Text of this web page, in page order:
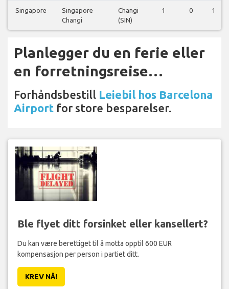
Singapore
Singapore
Changi
Changi
(SIN)
1 0 1
Planlegger du en ferie eller
en forretningsreise…
Forhåndsbestill Leiebil hos Barcelona
Airport for store besparelser.
Ble flyet ditt forsinket eller kansellert?
Du kan være berettiget til å motta opptil 600 EUR
kompensasjon per person i partiet ditt.
KREV NÅ!